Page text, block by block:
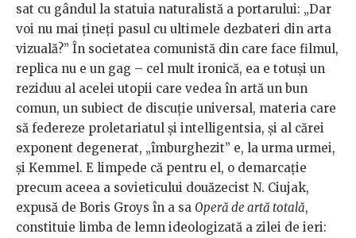
sat cu gândul la statuia naturalistă a portarului: „Dar
voi nu mai țineți pasul cu ultimele dezbateri din arta
vizuală?” În societatea comunistă din care face filmul,
replica nu e un gag – cel mult ironică, ea e totuși un
reziduu al acelei utopii care vedea în artă un bun
comun, un subiect de discuție universal, materia care
să federeze proletariatul și intelligentsia, și al cărei
exponent degenerat, „îmburghezit” e, la urma urmei,
și Kemmel. E limpede că pentru el, o demarcație
precum aceea a sovieticului douăzecist N. Ciujak,
expusă de Boris Groys în a sa Operă de artă totală,
constituie limba de lemn ideologizată a zilei de ieri: